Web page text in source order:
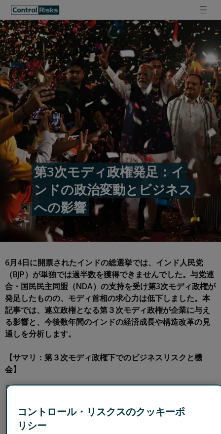
第3次モディ政権発足：イ
ンドの政治変動とビジネス
への影響
6月4日に開票されたインドの総選挙では、インド人民党
（BJP）が単独では過半数を獲得できませんでした。与党連
合・国民民主同盟（NDA）の支持を受け第3次モディ政権が
発足したものの、モディ首相の求心力は低下しました。本
記事では、連立政権となる第３次モディ政権が企業に与え
る影響と、今後数年間のインドの経済成長や構造改革の見
通しを分析します。
【サマリ：第３次モディ政権下でのビジネスリスクと機
会】
ことになるため、政権が5年の任期を全うできるのか懸
念が高まっている。インドで企業が「ポスト・モディ」
のシナリオを考え始める中、企業の効果・効率を高める
コントロール・リスクスのクッキーポ
リシー